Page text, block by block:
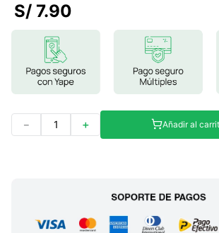
magnesio
9.
stevia
S/ 7.90
＋
－ Añadir al